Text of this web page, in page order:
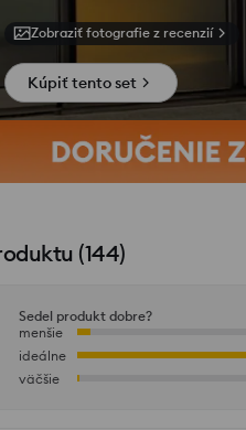
Zobraziť fotografie z recenzií
Kúpiť tento set
(144)
Sedel produkt dobre?
menšie
ideálne
väčšie